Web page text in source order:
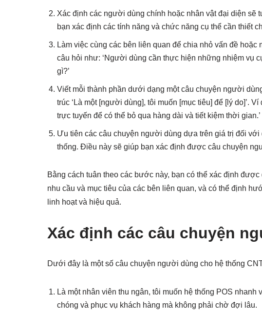
Xác định các người dùng chính hoặc nhân vật đại diện
bạn xác định các tính năng và chức năng cụ thể cần thiết
Làm việc cùng các bên liên quan để chia nhỏ vấn đề
câu hỏi như: ‘Người dùng cần thực hiện những nhiệm vụ
gì?’
Viết mỗi thành phần dưới dạng một câu chuyện người
trúc ‘Là một [người dùng], tôi muốn [mục tiêu] để [lý do]’.
trực tuyến để có thể bỏ qua hàng dài và tiết kiệm thời gian.’
Ưu tiên các câu chuyện người dùng dựa trên giá trị đối
thống. Điều này sẽ giúp bạn xác định được câu chuyện
Bằng cách tuân theo các bước này, bạn có thể xác định
nhu cầu và mục tiêu của các bên liên quan, và có thể định
linh hoạt và hiệu quả.
Xác định các câu chuyện
Dưới đây là một số câu chuyện người dùng cho hệ thống
Là một nhân viên thu ngân, tôi muốn hệ thống POS
chóng và phục vụ khách hàng mà không phải chờ đợi lâu.